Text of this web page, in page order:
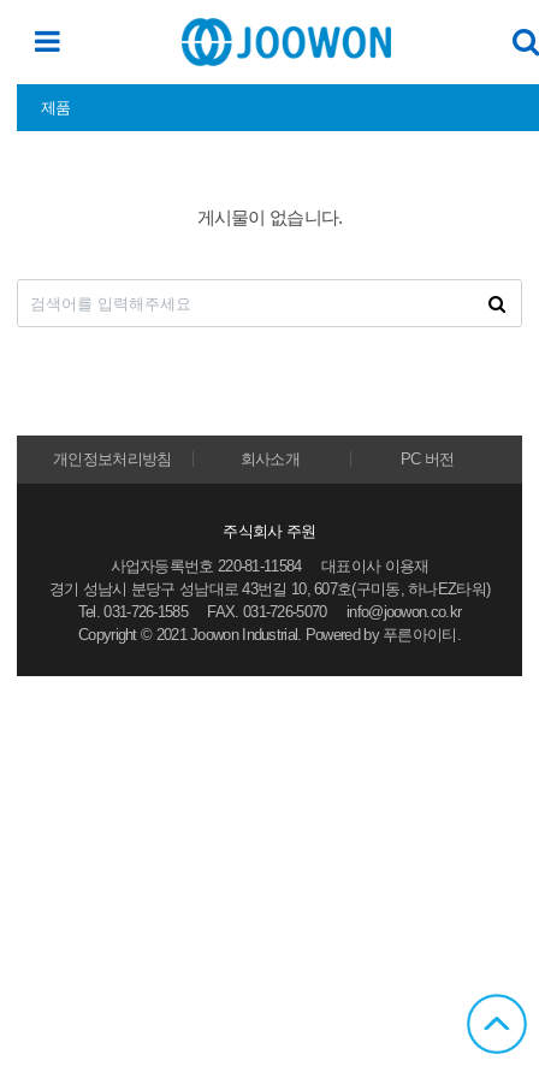
제품
게시물이 없습니다.
개인정보처리방침 회사소개 PC 버전
주식회사 주원
사업자등록번호 220-81-11584 대표이사 이용재
경기 성남시 분당구 성남대로 43번길 10, 607호(구미동, 하나EZ타워)
Tel. 031-726-1585 FAX. 031-726-5070 info@joowon.co.kr
Copyright©2021 Joowon Industrial. Powered by 푸른아이티.